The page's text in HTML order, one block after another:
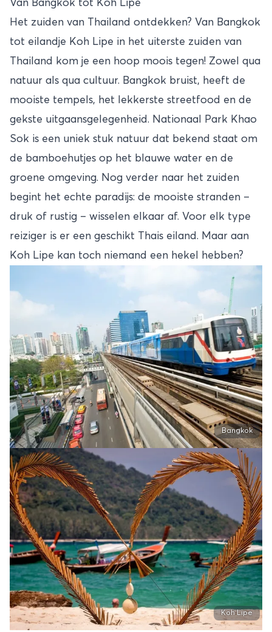
Van Bangkok tot Koh Lipe
Het zuiden van Thailand ontdekken? Van Bangkok
tot eilandje Koh Lipe in het uiterste zuiden van
Thailand kom je een hoop moois tegen! Zowel qua
natuur als qua cultuur. Bangkok bruist, heeft de
mooiste tempels, het lekkerste streetfood en de
gekste uitgaansgelegenheid. Nationaal Park Khao
Sok is een uniek stuk natuur dat bekend staat om
de bamboehutjes op het blauwe water en de
groene omgeving. Nog verder naar het zuiden
begint het echte paradijs: de mooiste stranden –
druk of rustig – wisselen elkaar af. Voor elk type
reiziger is er een geschikt Thais eiland. Maar aan
Koh Lipe kan toch niemand een hekel hebben?
Bangkok
Koh Lipe